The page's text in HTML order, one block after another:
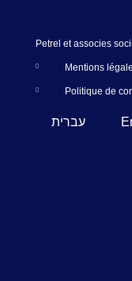
Petrel et associes
Mentions
Politique de
עברית